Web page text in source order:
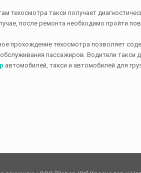
техосмотра такси получает
после ремонта необходимо пройти
прохождение техосмотра позволяет
пассажиров. Водители
автомобилей, такси и автомобилей для